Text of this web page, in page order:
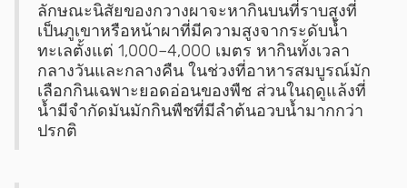
ลักษณะนิสัยของกวางผาจะหากินบนที่ราบสูงที่
เป็นภูเขาหรือหน้าผาที่มีความสูงจากระดับน้ำ
ทะเลตั้งแต่ 1,000–4,000 เมตร หากินทั้งเวลา
กลางวันและกลางคืน ในช่วงที่อาหารสมบูรณ์มัก
เลือกกินเฉพาะยอดอ่อนของพืช ส่วนในฤดูแล้งที่
น้ำมีจำกัดมันมักกินพืชที่มีลำต้นอวบน้ำมากกว่า
ปรกติ